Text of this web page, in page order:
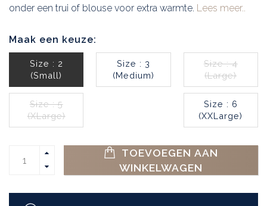
onder een trui of blouse voor extra warmte. Lees meer..
Maak een keuze:
Size : 2
(Small)
Size : 3
(Medium)
Size : 4
(Large)
Size : 5
(XLarge)
Size : 6
(XXLarge)
TOEVOEGEN AAN
WINKELWAGEN